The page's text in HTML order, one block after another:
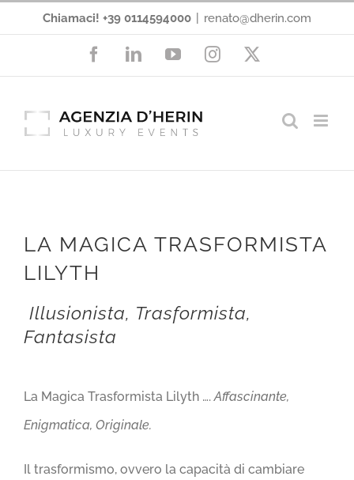
Chiamaci! +39 0114594000 renato@dherin.com
FacebookLinkedInYouTubeInstagram
LA MAGICA TRASFORMISTA
LILYTH
Illusionista, Trasformista,
Fantasista
La Magica Trasformista Lilyth ….Affascinante,
Enigmatica, Originale.
Il trasformismo, ovvero la capacità di cambiare